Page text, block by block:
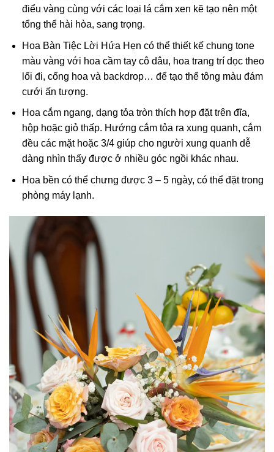
điểu vàng cùng với các loại lá cắm xen kẽ tạo nên một
tổng thể hài hòa, sang trọng.
Hoa Bàn Tiệc Lời Hứa Hẹn có thể thiết kế chung tone
màu vàng với hoa cầm tay cô dâu, hoa trang trí dọc theo
lối đi, cổng hoa và backdrop… để tạo thể tông màu đám
cưới ấn tượng.
Hoa cắm ngang, dạng tỏa tròn thích hợp đặt trên đĩa,
hộp hoặc giỏ thấp. Hướng cắm tỏa ra xung quanh, cắm
đều các mặt hoặc 3/4 giúp cho người xung quanh dễ
dàng nhìn thấy được ở nhiều góc ngồi khác nhau.
Hoa bền có thể chưng được 3 – 5 ngày, có thể đặt trong
phòng máy lạnh.